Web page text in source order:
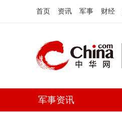
首页 资讯 军事 财经
军事资讯